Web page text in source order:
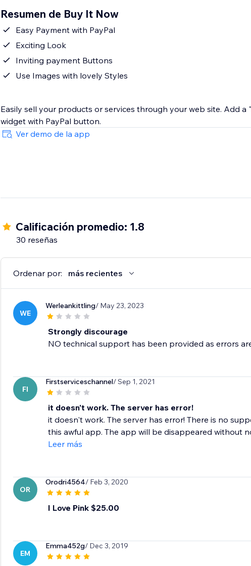
Resumen de Buy It Now
Easy Payment with PayPal
Exciting Look
Inviting payment Buttons
Use Images with lovely Styles
Easily sell your products or services through your web site. Add a
widget with PayPal button.
Ver demo de la app
Calificación promedio: 1.8
30 reseñas
Ordenar por: más recientes
WE
Werleankittling/ May 23, 2023
Strongly discourage
NO technical support has been provided as errors
FI
Firstserviceschannel/ Sep 1, 2021
it doesn't work. The server has error!
it doesn't work. The server has error! There is no
this awful app. The app will be disappeared without
Leer más
OR
Orodri4564/ Feb 3, 2020
I Love Pink $25.00
EM
Emma452g/ Dec 3, 2019